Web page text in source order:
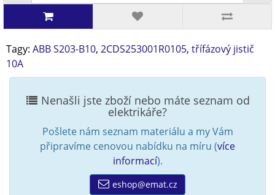
Tagy: ABB S203-B10, 2CDS253001R0105, třífázový jistič
10A
Nenašli jste zboží nebo máte seznam od
elektrikáře?
Pošlete nám seznam materiálu a my Vám
připravíme cenovou nabídku na míru (více
informací).
eshop@emat.cz